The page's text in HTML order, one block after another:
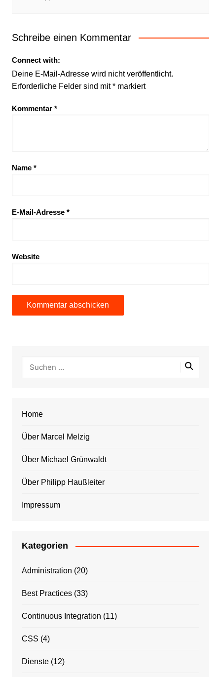
Schreibe einen Kommentar
Connect with:
Deine E-Mail-Adresse wird nicht veröffentlicht.
Erforderliche Felder sind mit*markiert
Kommentar *
Name *
E-Mail-Adresse *
Website
Home
Über Marcel Melzig
Über Michael Grünwaldt
Über Philipp Haußleiter
Impressum
Kategorien
Administration (20)
Best Practices(33)
Continuous Integration (11)
CSS (4)
Dienste(12)